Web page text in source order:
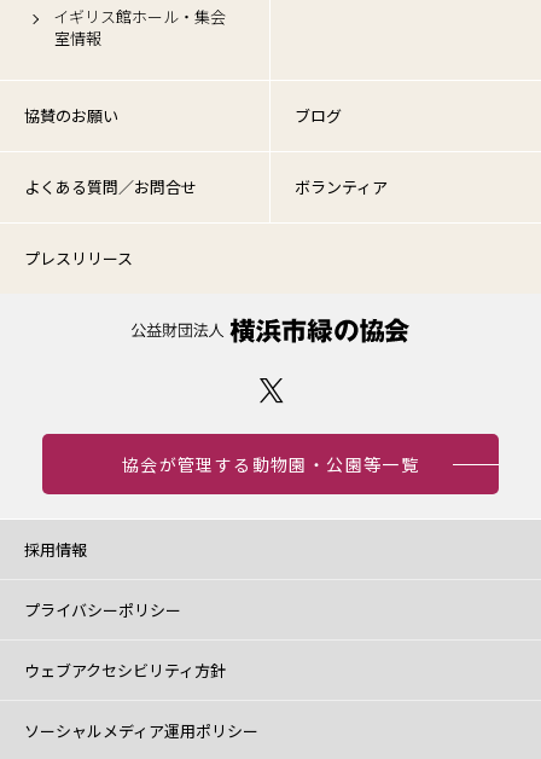
イギリス館ホール・集会
室情報
協賛のお願い ブログ
よくある質問／お問合せ ボランティア
プレスリリース
協会が管理する動物園・公園等一覧
採用情報
プライバシーポリシー
ウェブアクセシビリティ方針
ソーシャルメディア運用ポリシー